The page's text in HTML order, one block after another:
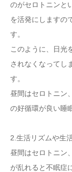
のがセロトニンと
を活発にしますの
す。
このように、日光
されなくなってし
す。
昼間はセロトニン
の好循環が良い睡
2.生活リズムや生
昼間はセロトニン
が乱れると不眠症